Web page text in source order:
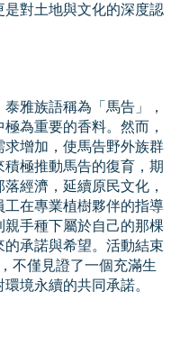
對土地與文化的深度認
雅族語稱為「馬告」，
為重要的香料。然而，
增加，使馬告野外族群
極推動馬告的復育，期
經濟，延續原民文化，
在專業植樹夥伴的指導
手種下屬於自己的那棵
承諾與希望。活動結束
不僅見證了一個充滿生
境永續的共同承諾。